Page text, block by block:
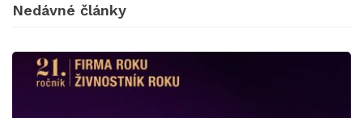
Nedávné články